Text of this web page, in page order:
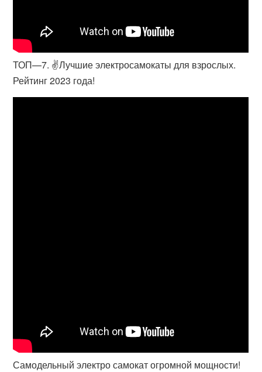
ТОП—7. ✌Лучшие электросамокаты для взрослых.
Рейтинг 2023 года!
Самодельный электро самокат огромной мощности!